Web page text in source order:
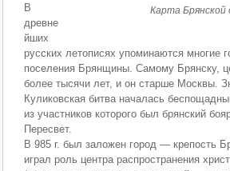
Карта Брянской
В
древне
йших
русских летописях упоминаются многие
поселения Брянщины. Самому Брянску,
более тысячи лет, и он старше Москвы.
Куликовская битва началась
из участников которого был брянский
Пересвет.
В 985 г. был заложен город — крепость
играл роль центра распространения